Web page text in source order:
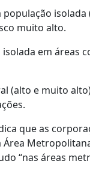
população
muito alto.
em áreas
(alto e muito
que as
“nas áreas